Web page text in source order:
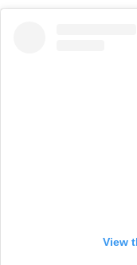
View